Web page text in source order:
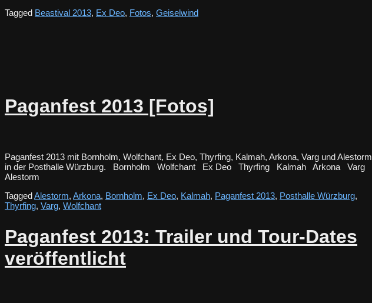
Tagged Beastival 2013, Ex Deo, Fotos, Geiselwind
Paganfest 2013 [Fotos]
Paganfest 2013 mit Bornholm, Wolfchant, Ex Deo, Thyrfing, Kalmah, Arkona, Varg und Alestorm
in der Posthalle Würzburg. Bornholm Wolfchant Ex Deo Thyrfing Kalmah Arkona Varg
Alestorm
TaggedAlestorm, Arkona, Bornholm, Ex Deo, Kalmah, Paganfest 2013, Posthalle Würzburg,
Thyrfing, Varg, Wolfchant
Paganfest 2013: Trailer und Tour-Dates
veröffentlicht